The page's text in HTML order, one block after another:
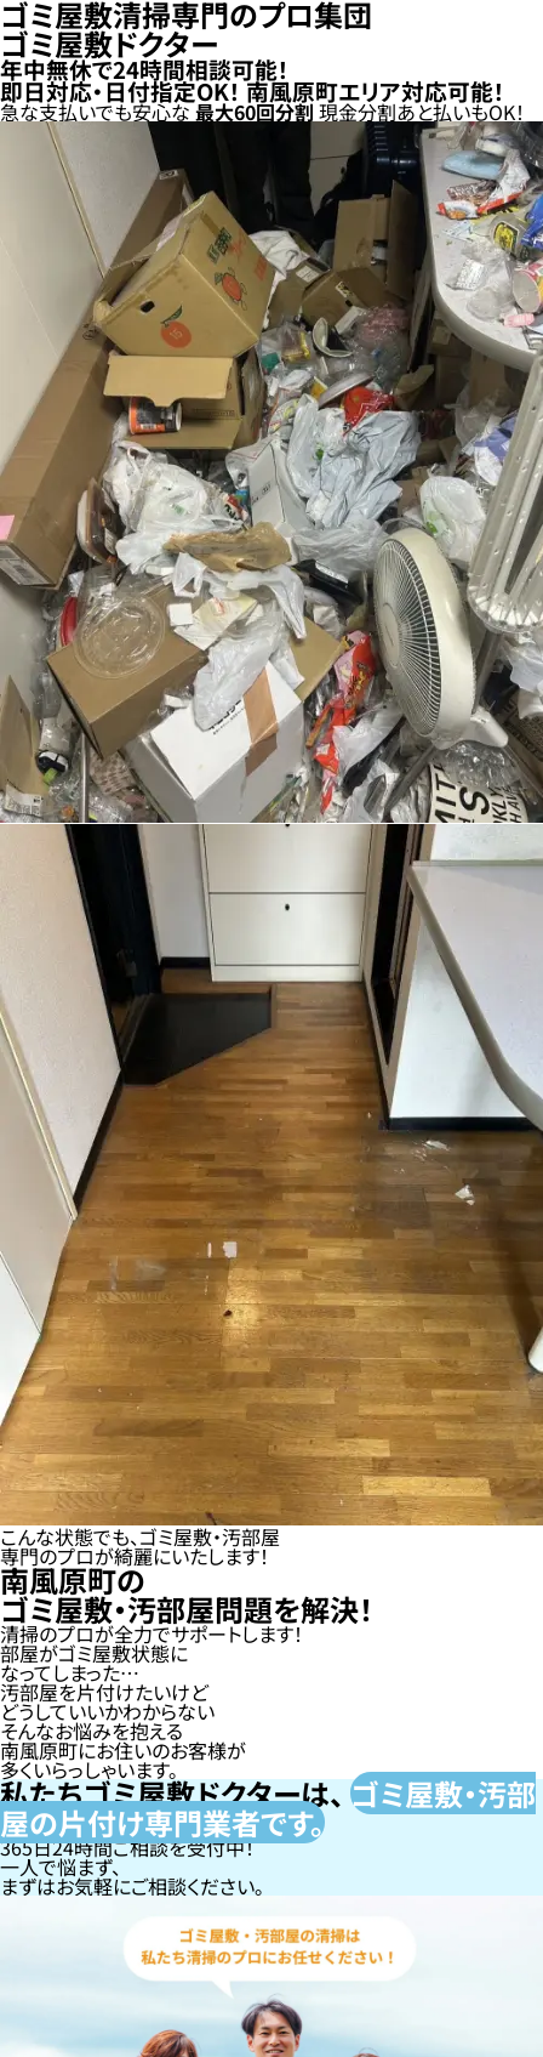
ゴミ屋敷清掃専門のプロ集団
ゴミ屋敷ドクター
年中無休で24時間相談可能！
即日対応・日付指定OK！ 南風原町エリア対応可能！
急な支払いでも安心な最大60回分割 現金分割あと払いもOK！
こんな状態でも、ゴミ屋敷・汚部屋
専門のプロが綺麗にいたします！
南風原町の
ゴミ屋敷・汚部屋問題を解決！
清掃のプロが全力でサポートします！
部屋がゴミ屋敷状態に
なってしまった…
汚部屋を片付けたいけど
どうしていいかわからない
そんなお悩みを抱える
南風原町にお住いのお客様が
多くいらっしゃいます。
私たちゴミ屋敷ドクターは、ゴミ屋敷・汚部
屋の片付け専門業者です。
365日24時間ご相談を受付中！
一人で悩まず、
まずはお気軽にご相談ください。